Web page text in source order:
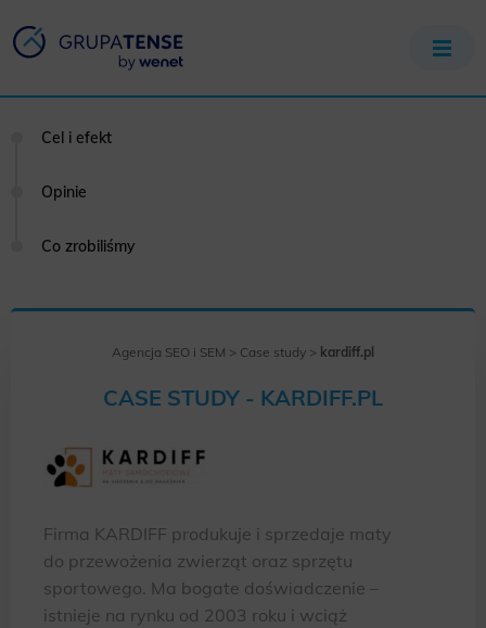
Cel i efekt
Opinie
Co zrobiliśmy
Agencja SEO i SEM > Case study > kardiff.pl
CASE STUDY - KARDIFF.PL
Firma KARDIFF produkuje i sprzedaje maty
do przewożenia zwierząt oraz sprzętu
sportowego. Ma bogate doświadczenie –
istnieje na rynku od 2003 roku i wciąż